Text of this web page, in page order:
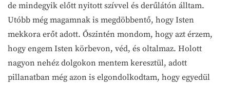
de mindegyik előtt nyitott szívvel és derűlátón álltam.
Utóbb még magamnak is megdöbbentő, hogy Isten
mekkora erőt adott. Őszintén mondom, hogy azt érzem,
hogy engem Isten körbevon, véd, és oltalmaz. Holott
nagyon nehéz dolgokon mentem keresztül, adott
pillanatban még azon is elgondolkodtam, hogy egyedül